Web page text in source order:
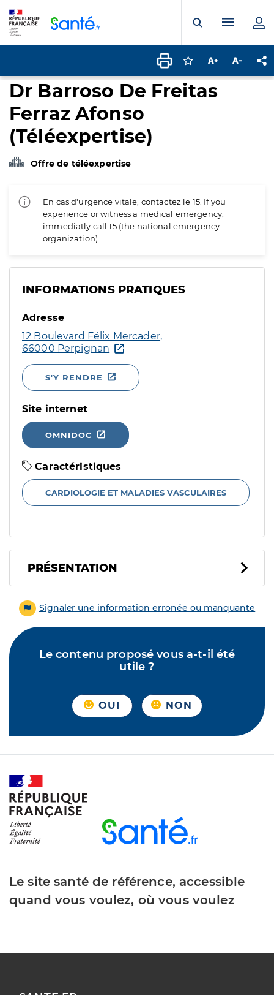
Ouvrir laMenu
Connectez-vous
Augmenter la
Dr Barroso De Freitas
Ferraz Afonso
(Téléexpertise)
Offre de téléexpertise
En cas d'urgence vitale, contactez le 15. If you
experience or witness a medical emergency,
immediatly call 15 (the national emergency
organization).
INFORMATIONS PRATIQUES
Adresse
12 Boulevard Félix Mercader,
66000 Perpignan
S'Y RENDRE
Site internet
OMNIDOC
Caractéristiques
CARDIOLOGIE ET MALADIES VASCULAIRES
PRÉSENTATION
Signaler une information erronée ou manquante
Le contenu proposé vous a-t-il été
utile ?
OUI NON
Le site santé de référence, accessible
quand vous voulez, où vous voulez